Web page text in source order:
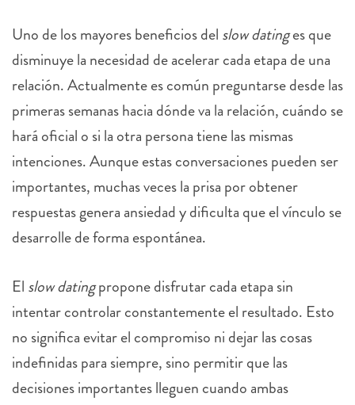
Uno de los mayores beneficios del slow datinges que
disminuye la necesidad de acelerar cada etapa de una
relación. Actualmente es común preguntarse desde las
primeras semanas hacia dónde va la relación, cuándo se
hará oficial o si la otra persona tiene las mismas
intenciones. Aunque estas conversaciones pueden ser
importantes, muchas veces la prisa por obtener
respuestas genera ansiedad y dificulta que el vínculo se
desarrolle de forma espontánea.
El slow datingpropone disfrutar cada etapa sin
intentar controlar constantemente el resultado. Esto
no significa evitar el compromiso ni dejar las cosas
indefinidas para siempre, sino permitir que las
decisiones importantes lleguen cuando ambas